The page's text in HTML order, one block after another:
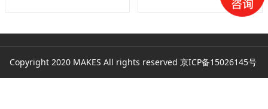
Copyright 2020 MAKES All rights reserved 京ICP备15026145号